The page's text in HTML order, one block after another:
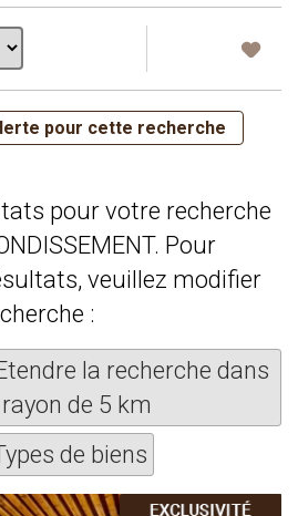
pour votre recherche
Pour
veuillez modifier
:
la recherche dans
de 5 km
de biens